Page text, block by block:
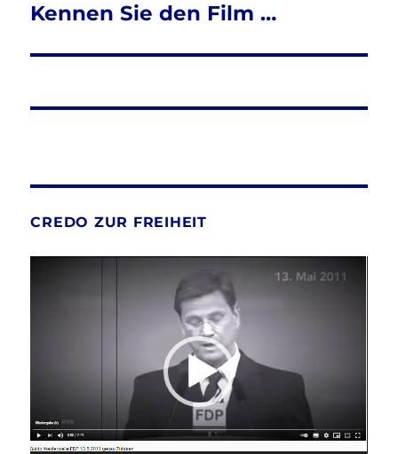
Nächster
Kennen Sie den Film …
CREDO ZUR FREIHEIT